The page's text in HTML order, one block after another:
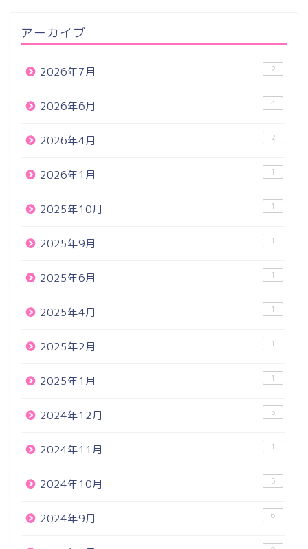
アーカイブ
2026年7月 2
2026年6月 4
2026年4月 2
2026年1月 1
2025年10月 1
2025年9月 1
2025年6月 1
2025年4月 1
2025年2月 1
2025年1月 1
2024年12月 5
2024年11月 1
2024年10月 5
2024年9月 6